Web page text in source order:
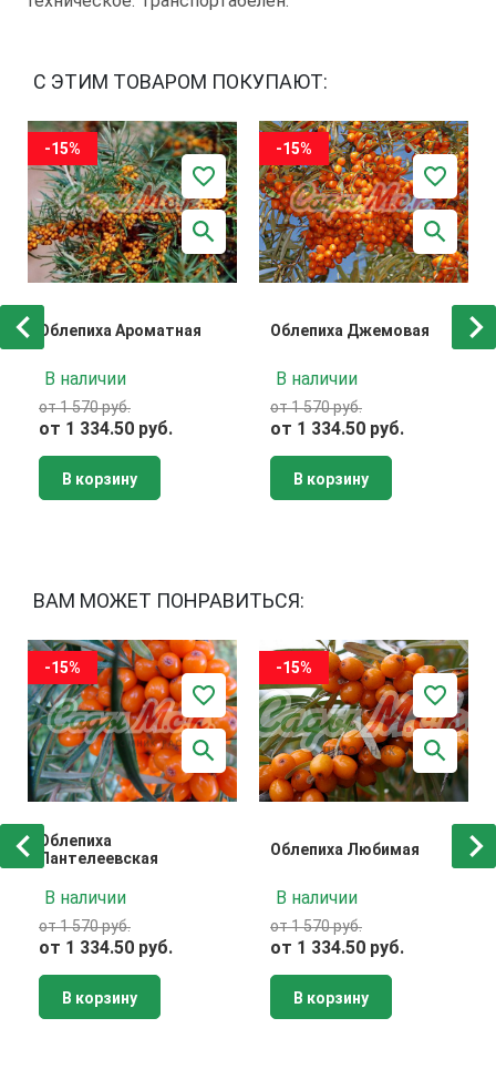
С ЭТИМ ТОВАРОМ ПОКУПАЮТ:
-15%
Облепиха Ароматная
В наличии
от 1 570 руб.
от 1 334.50 руб.
В корзину
-15%
Облепиха Джемовая
В наличии
от 1 570 руб.
от 1 334.50 руб.
В корзину
ВАМ МОЖЕТ ПОНРАВИТЬСЯ:
-15%
Облепиха
Пантелеевская
В наличии
от 1 570 руб.
от 1 334.50 руб.
В корзину
-15%
Облепиха Любимая
В наличии
от 1 570 руб.
от 1 334.50 руб.
В корзину